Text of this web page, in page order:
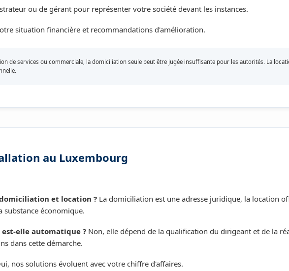
ou de gérant pour représenter votre société devant les instances.
situation financière et recommandations d'amélioration.
de services ou commerciale, la domiciliation seule peut être jugée insuffisante pour les autorités. La
au Luxembourg
et location ? La domiciliation est une adresse juridique, la location
substance économique.
elle automatique ? Non, elle dépend de la qualification du dirigeant et de la
dans cette démarche.
nos solutions évoluent avec votre chiffre d'affaires.